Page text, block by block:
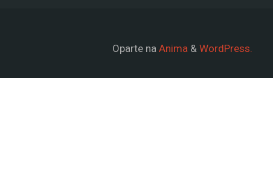
Oparte na Anima & WordPress.